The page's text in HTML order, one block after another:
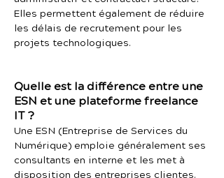
Elles permettent également de réduire
les délais de recrutement pour les
projets technologiques.
Quelle est la différence entre une
ESN et une plateforme freelance
IT ?
Une ESN (Entreprise de Services du
Numérique) emploie généralement ses
consultants en interne et les met à
disposition des entreprises clientes.